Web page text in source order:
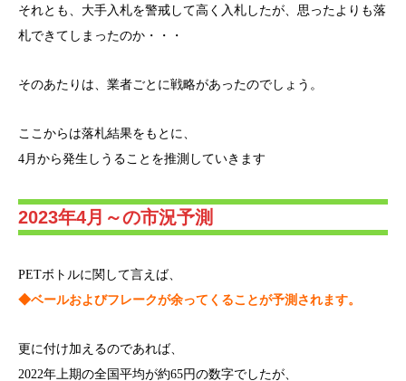
それとも、大手入札を警戒して高く入札したが、思ったよりも落
札できてしまったのか・・・
そのあたりは、業者ごとに戦略があったのでしょう。
ここからは落札結果をもとに、
4月から発生しうることを推測していきます
2023年4月～の市況予測
PETボトルに関して言えば、
◆ベールおよびフレークが余ってくることが予測されます。
更に付け加えるのであれば、
2022年上期の全国平均が約65円の数字でしたが、